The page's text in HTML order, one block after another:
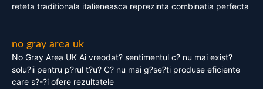
reteta traditionala italieneasca reprezinta combinatia perfecta
no gray area uk
No Gray Area UK Ai vreodat? sentimentul c? nu mai exist?
solu?ii pentru p?rul t?u? C? nu mai g?se?ti produse eficiente
care s?-?i ofere rezultatele